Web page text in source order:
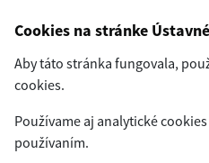
Cookies na stránke
Aby táto stránka fungovala,
cookies.
Používame aj analytické
používaním.